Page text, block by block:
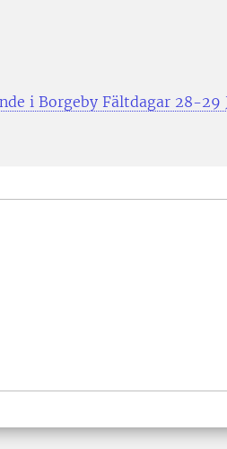
i Borgeby Fältdagar 28-29